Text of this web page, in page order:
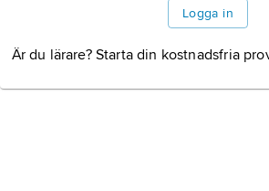
Logga in
Är du lärare? Starta din kostnadsfria